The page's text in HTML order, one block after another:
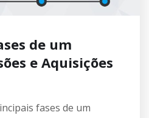
de um
e Aquisições
fases de um